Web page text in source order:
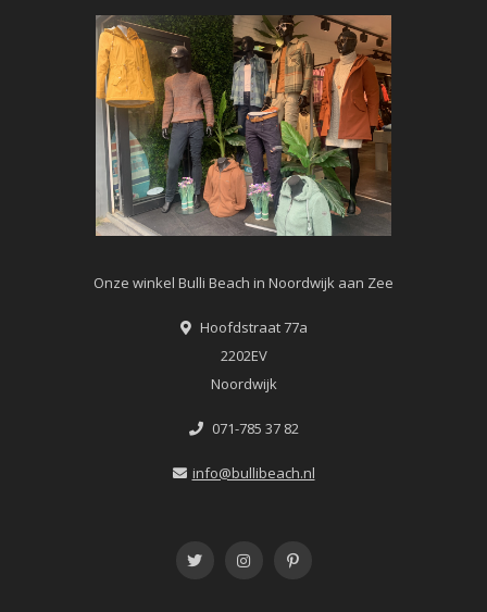
Onze winkel Bulli Beach in Noordwijk aan Zee
Hoofdstraat 77a
2202EV
Noordwijk
071-785 37 82
info@bullibeach.nl